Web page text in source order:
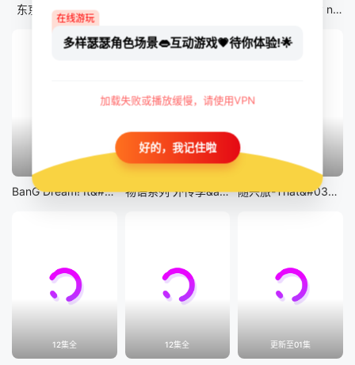
东京猫猫 NEW～♡ 剧场版 Fate/stay night [Heaven&#039;s Feel] III.spring song
13集全
BanG Dream! It&#039;s MyGO!!!!!
14集全
物语系列 外传季&amp;怪物季
12集全
随兴旅-That&#039;s Journey-
12集全 12集全 更新至01集
在线游玩
多样瑟瑟角色场景👄互动游戏💗待你体验!🌟
加载失败或播放缓慢，请使用VPN
好的，我记住啦